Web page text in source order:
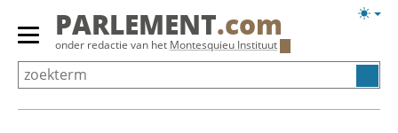
Overslaan
Primair
menu
tonen/verbergen
PARLEMENT.com
onder redactie van het Montesquieu Instituut